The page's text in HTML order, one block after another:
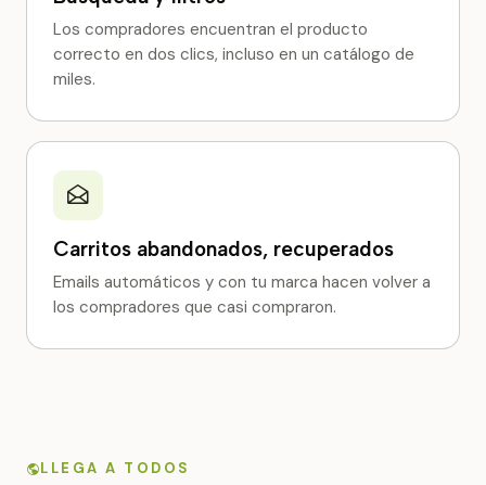
Los compradores encuentran el producto
correcto en dos clics, incluso en un catálogo de
miles.
Carritos abandonados, recuperados
Emails automáticos y con tu marca hacen volver a
los compradores que casi compraron.
LLEGA A TODOS